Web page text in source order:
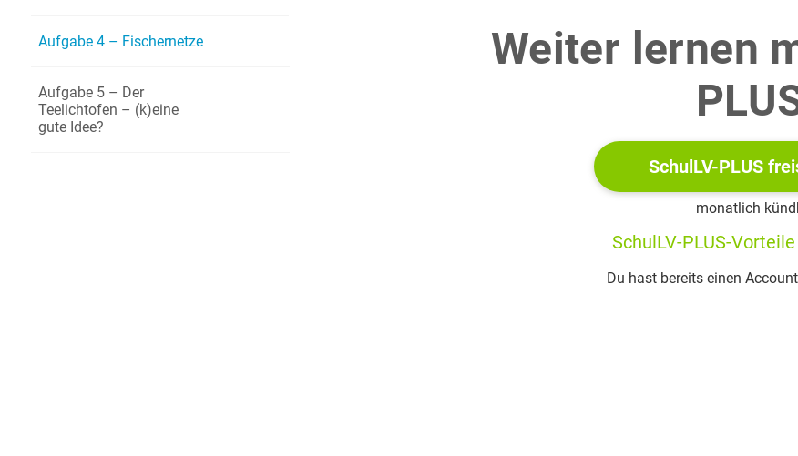
Aufgabe 4 – Fischernetze
Aufgabe 5 – Der
Teelichtofen – (k)eine
gute Idee?
die Zuordnung von Nylon zu einer dieser Kunststoffklassen,
unter Anwendung des Struktur-Eigenschaft-Konzepts die Eignung
Bewerte anhand von vier Aspekten das Recycling von Fischernetzen
Weiter lernen
SchulLV-PLUS
monatlich
SchulLV-PLUS-
Du hast bereits einen